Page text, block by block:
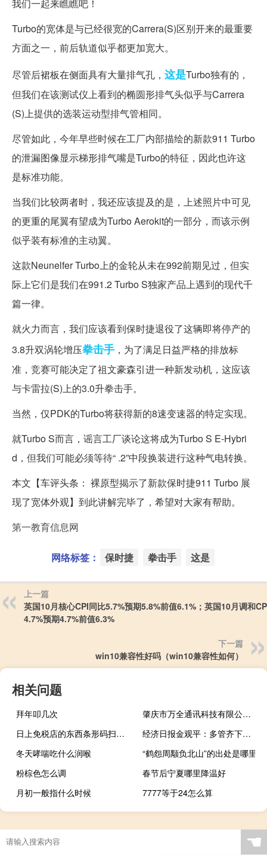
我们一起来瞧瞧吧！
Turbo的宽体是与已经很宽的Carrera(S)区别开来的最重要
方面之一，前后轨道似乎都更加宽大。
尽管后裙板在侧面具有大量排气孔， 这是Turbo独有的，
但我们在该测试仪上看到的椭圆形排气头似乎与Carrera
(S)上提供的选装运动型排气管相同。
尽管如此，今年早些时候在工厂内部描绘的新款911 Turbo
的泄漏图像显示梯形排气嘴是Turbo的特征，因此也许这
是标准功能。
当我们比较两者时，我还应该提及的是，上述照片中可见
的更重的尾翼有望成为Turbo Aerokit的一部分，而该示例
似乎装有标准的主动翼。
这款Neunelfer Turbo上的金轮从未在992前期见过，但实
际上它们是我们在991.2 Turbo S独家产品上遇到的现代千
篇一律。
就火力而言，我们应该看到保时捷退役了这辆即将停产的
3.8升双涡轮增压拳击手 ，为了满足日益严格的排放标
准，竞赛可能决定了祖文豪森引进一种新发动机，这应该
与卡雷拉(S)上的3.0升拳击手。
当然，仅PDK的Turbo将获得新的8速变速器的特定实现。
就Turbo S而言，谣言工厂谈论这将成为Turbo S E-Hybri
d，但我们可能必须等待“ .2”中段换装进行这种气电转换。
本文【车评头条： 裸原型揭示了新款保时捷911 Turbo 展
现了宽体外观】到此讲解完毕了，希望对大家有帮助。
第一教育信息网
网络标签： 保时捷 拳击手 这是
上一篇
英国10月核心CPI同比5.7%预期5.8%前值6.1%；英国10月调和
4.7%预期4.7%前值6.3%
下一篇
win10兼容性好吗（win10兼容性如何）
相关问题
拜年叩几次
肇庆市万全通讯科技有限公司(关于肇庆市万全通讯科技有限公司简述)
日上免税店的东西条形码扫不出来（日上免税店的东西是正品）
经济日报金观平：多管齐下激发民间投资活力
冬天哮喘吃什么润喉
“鹤怨周颙负北山”的出处是哪里
粉棕色怎么调
春节后宁夏哪里降温好
月初一般指什么时候
7777等于24怎么算
☚